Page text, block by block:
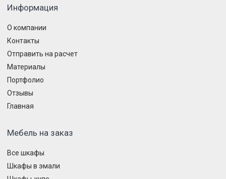
Информация
О компании
Контакты
Отправить на расчет
Материалы
Портфолио
Отзывы
Главная
Мебель на заказ
Все шкафы
Шкафы в эмали